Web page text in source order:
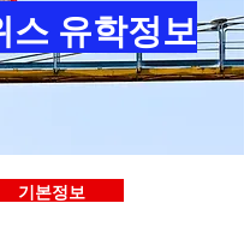
스 유학정보
기본정보